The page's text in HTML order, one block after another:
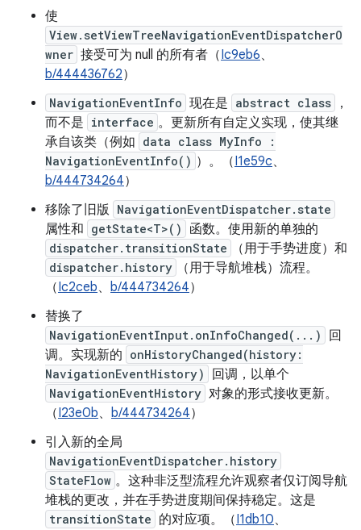
使
View.setViewTreeNavigationEventDispatcherO
wner 接受可为 null 的所有者（Ic9eb6、
b/444436762）
NavigationEventInfo 现在是 abstract class
，
而不是 interface 。更新所有自定义实现，使其继
承自该类（例如 data class MyInfo :
NavigationEventInfo() ）。（I1e59c、
b/444734264）
移除了旧版 NavigationEventDispatcher.state
属性和 getState<T>() 函数。使用新的单独的
dispatcher.transitionState （用于手势进度）和
dispatcher.history
（用于导航堆栈）流程。
（Ic2ceb、 b/444734264）
替换了
NavigationEventInput.onInfoChanged(...)
回
调。实现新的 onHistoryChanged(history:
NavigationEventHistory)
回调，以单个
NavigationEventHistory 对象的形式接收更新。
（I23e0b、 b/444734264）
引入新的全局
NavigationEventDispatcher.history
StateFlow 。这种非泛型流程允许观察者仅订阅导航
堆栈的更改，并在手势进度期间保持稳定。这是
transitionState 的对应项。（I1db10、